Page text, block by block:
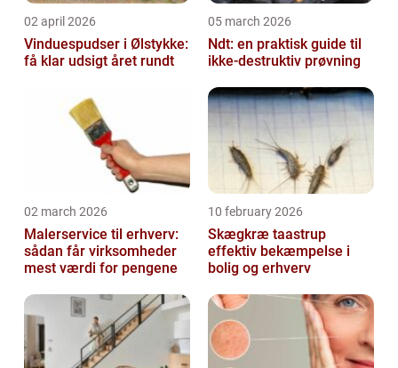
02 april 2026
Vinduespudser i Ølstykke:
få klar udsigt året rundt
05 march 2026
Ndt: en praktisk guide til
ikke-destruktiv prøvning
02 march 2026
Malerservice til erhverv:
sådan får virksomheder
mest værdi for pengene
10 february 2026
Skægkræ taastrup
effektiv bekæmpelse i
bolig og erhverv